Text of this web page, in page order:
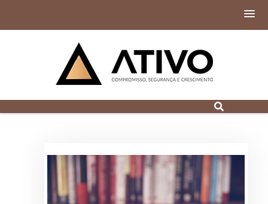
Contabilidade
Digital em Porto